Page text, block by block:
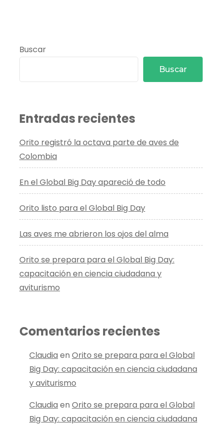
alma
Buscar
Buscar
Entradas recientes
Orito registró la octava parte de aves de
Colombia
En el Global Big Day apareció de todo
Orito listo para el Global Big Day
Las aves me abrieron los ojos del alma
Orito se prepara para el Global Big Day:
capacitación en ciencia ciudadana y
aviturismo
Comentarios recientes
Claudia en Orito se prepara para el Global
Big Day: capacitación en ciencia ciudadana
y aviturismo
Claudia en Orito se prepara para el Global
Big Day: capacitación en ciencia ciudadana